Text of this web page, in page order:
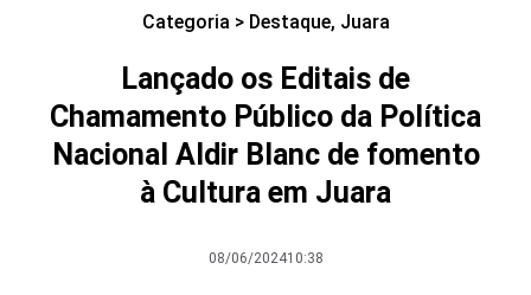
Categoria > Destaque, Juara
Lançado os Editais de
Chamamento Público da Política
Nacional Aldir Blanc de fomento
à Cultura em Juara
08/06/202410:38